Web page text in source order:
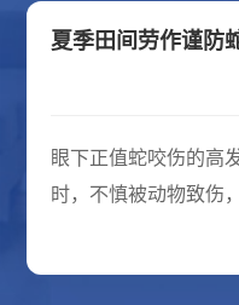
夏季田间劳作谨防
眼下正值蛇咬伤的高
时，不慎被动物致伤
伤至关重要。蛇咬伤